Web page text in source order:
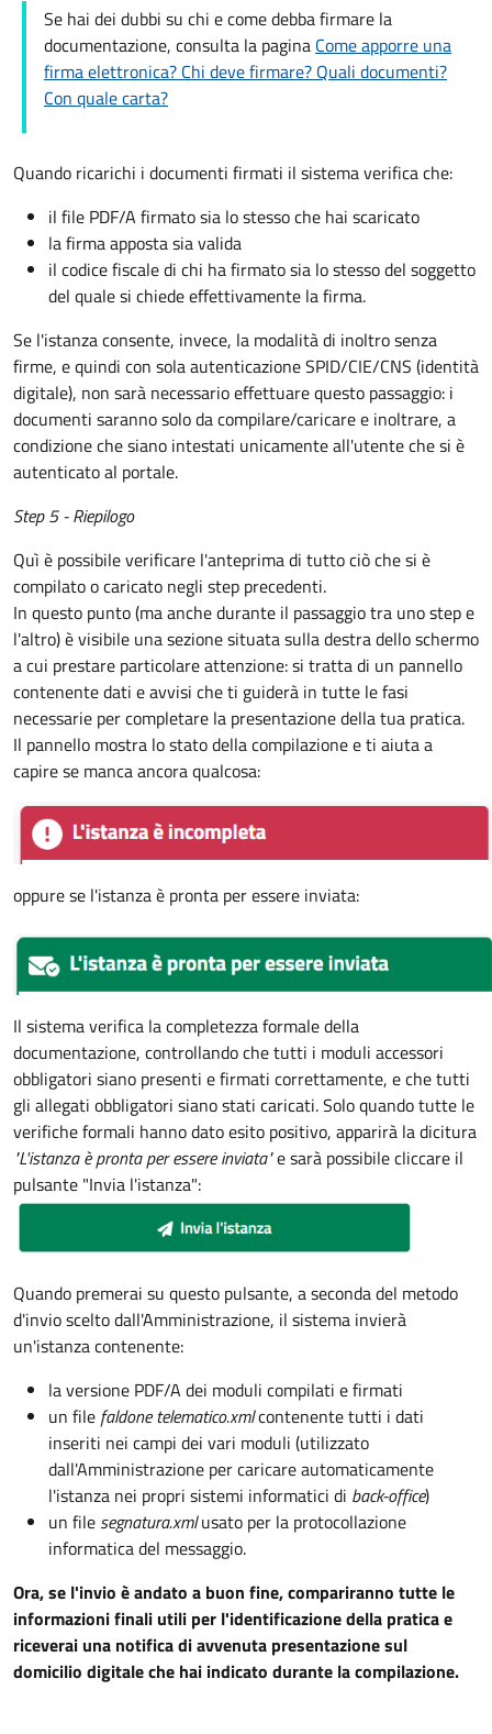
Se hai dei dubbi su chi e come debba firmare la
documentazione, consulta la pagina Come apporre una
firma elettronica? Chi deve firmare? Quali documenti?
Con quale carta?
Quando ricarichi i documenti firmati il sistema verifica che:
il file PDF/A firmato sia lo stesso che hai scaricato
la firma apposta sia valida
il codice fiscale di chi ha firmato sia lo stesso del soggetto
del quale si chiede effettivamente la firma.
Se l'istanza consente, invece, la modalità di inoltro senza
firme, e quindi con sola autenticazione SPID/CIE/CNS (identità
digitale), non sarà necessario effettuare questo passaggio: i
documenti saranno solo da compilare/caricare e inoltrare, a
condizione che siano intestati unicamente all'utente che si è
autenticato al portale.
Step 5 - Riepilogo
Quì è possibile verificare l'anteprima di tutto ciò che si è
compilato o caricato negli step precedenti.
In questo punto (ma anche durante il passaggio tra uno step e
l'altro) è visibile una sezione situata sulla destra dello schermo
a cui prestare particolare attenzione: si tratta di un pannello
contenente dati e avvisi che ti guiderà in tutte le fasi
necessarie per completare la presentazione della tua pratica.
Il pannello mostra lo stato della compilazione e ti aiuta a
capire se manca ancora qualcosa:
oppure se l'istanza è pronta per essere inviata:
Il sistema verifica la completezza formale della
documentazione, controllando che tutti i moduli accessori
obbligatori siano presenti e firmati correttamente, e che tutti
gli allegati obbligatori siano stati caricati. Solo quando tutte le
verifiche formali hanno dato esito positivo, apparirà la dicitura
"L'istanza è pronta per essere inviata"e sarà possibile cliccare il
pulsante "Invia l'istanza":
Quando premerai su questo pulsante, a seconda del metodo
d'invio scelto dall'Amministrazione, il sistema invierà
un'istanza contenente:
la versione PDF/A dei moduli compilati e firmati
un file faldone telematico.xmlcontenente tutti i dati
inseriti nei campi dei vari moduli (utilizzato
dall'Amministrazione per caricare automaticamente
l'istanza nei propri sistemi informatici di back-office)
un file segnatura.xmlusato per la protocollazione
informatica del messaggio.
Ora, se l'invio è andato a buon fine, compariranno tutte le
informazioni finali utili per l'identificazione della pratica e
riceverai una notifica di avvenuta presentazione sul
domicilio digitale che hai indicato durante la compilazione.